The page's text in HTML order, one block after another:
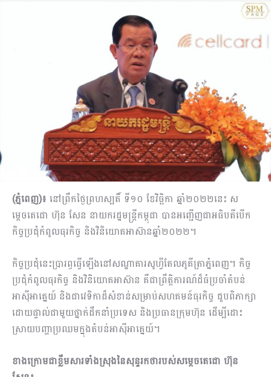
(ភ្នំពេញ)៖ នៅព្រឹកថ្ងៃព្រហស្បតិ៍ ទី១០ ខែវិច្ឆិកា ឆ្នាំ២០២២នេះ ស
ម្តេចតេជោ ហ៊ុន សែន នាយករដ្ឋមន្ត្រីកម្ពុជា បានអញ្ជើញជាអធិបតីបើក
កិច្ចប្រជុំកំពូលធុរកិច្ច និងវិនិយោគអាស៊ានឆ្នាំ២០២២។
កិច្ចប្រជុំនេះប្រារព្ធធ្វើឡើងនៅសណ្ឋាគារសូហ្វីតែលភូគីត្រាភ្នំពេញ។ កិច្ច
ប្រជុំកំពូលធុរកិច្ច និងវិនិយោគអាស៊ាន គឺជាព្រឹត្តិការណ៍ដ៏ធំប្រចាំតំបន់
អាស៊ីអាគ្នេយ៍ និងជាវេទិកាដ៏សំខាន់សម្រាប់សហគមន៍ធុរកិច្ច ជួបពិភាក្សា
ដោយផ្ទាល់ជាមួយថ្នាក់ដឹកនាំប្រទេស និងប្រធានក្រុមហ៊ុន ដើម្បីដោះ
ស្រាយបញ្ហាប្រឈមក្នុងតំបន់អាស៊ីអាគ្នេយ៍។
ខាងក្រោមជាខ្លឹមសារទាំងស្រុងនៃសុន្ទរកថារបស់សម្តេចតេជោ ហ៊ុន